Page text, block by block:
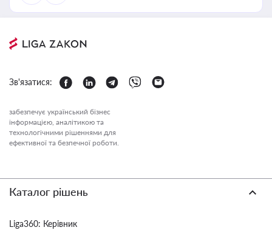
Зв'язатися:
забезпечує український бізнес
інформацією, аналітикою та
технологічними рішеннями для
ефективної та безпечної роботи.
Каталог рішень
Liga360: Керівник